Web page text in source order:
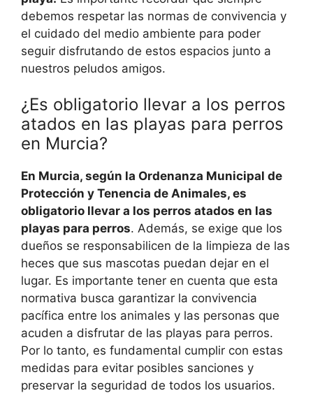
debemos respetar las normas de convivencia y
el cuidado del medio ambiente para poder
seguir disfrutando de estos espacios junto a
nuestros peludos amigos.
¿Es obligatorio llevar a los perros
atados en las playas para perros
en Murcia?
En Murcia, según la Ordenanza Municipal de
Protección y Tenencia de Animales, es
obligatorio llevar a los perros atados en las
playas para perros. Además, se exige que los
dueños se responsabilicen de la limpieza de las
heces que sus mascotas puedan dejar en el
lugar. Es importante tener en cuenta que esta
normativa busca garantizar la convivencia
pacífica entre los animales y las personas que
acuden a disfrutar de las playas para perros.
Por lo tanto, es fundamental cumplir con estas
medidas para evitar posibles sanciones y
preservar la seguridad de todos los usuarios.